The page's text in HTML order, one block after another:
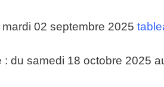
02 septembre 2025
: du samedi 18 octobre 2025